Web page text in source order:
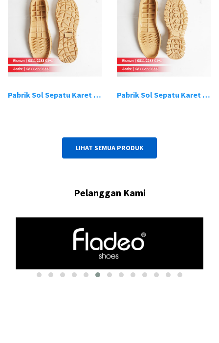
Pabrik Sol Sepatu Karet Bandung 19 Pabrik Sol Sepatu Karet Bandung 20
LIHAT SEMUA PRODUK
Pelanggan Kami